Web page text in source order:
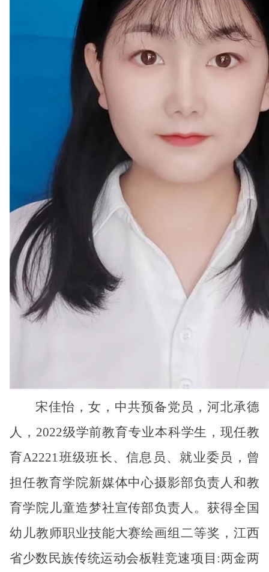
宋佳怡，女，中共预备党员，河北承德
人，2022级学前教育专业本科学生，现任教
育A2221班级班长、信息员、就业委员，曾
担任教育学院新媒体中心摄影部负责人和教
育学院儿童造梦社宣传部负责人。获得全国
幼儿教师职业技能大赛绘画组二等奖，江西
省少数民族传统运动会板鞋竞速项目:两金两